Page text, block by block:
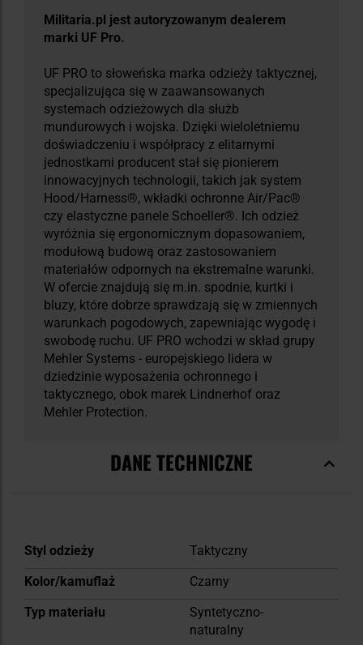
Militaria.pl jest autoryzowanym dealerem
marki UF Pro.
UF PRO to słoweńska marka odzieży taktycznej,
specjalizująca się w zaawansowanych
systemach odzieżowych dla służb
mundurowych i wojska. Dzięki wieloletniemu
doświadczeniu i współpracy z elitarnymi
jednostkami producent stał się pionierem
innowacyjnych technologii, takich jak system
Hood/Harness®, wkładki ochronne Air/Pac®
czy elastyczne panele Schoeller®. Ich odzież
wyróżnia się ergonomicznym dopasowaniem,
modułową budową oraz zastosowaniem
materiałów odpornych na ekstremalne warunki.
W ofercie znajdują się m.in. spodnie, kurtki i
bluzy, które dobrze sprawdzają się w zmiennych
warunkach pogodowych, zapewniając wygodę i
swobodę ruchu. UF PRO wchodzi w skład grupy
Mehler Systems - europejskiego lidera w
dziedzinie wyposażenia ochronnego i
taktycznego, obok marek Lindnerhof oraz
Mehler Protection.
DANE TECHNICZNE
Więcej
Styl odzieży
Taktyczny
Kolor/kamuflaż
Czarny
Typ materiału
Syntetyczno-
naturalny